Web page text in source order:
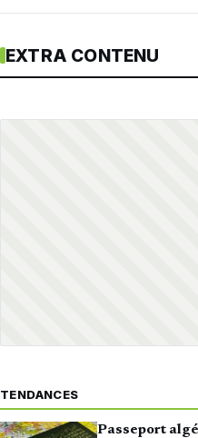
EXTRA CONTENU
TENDANCES
Passeport